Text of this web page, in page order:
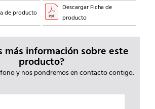
de producto
Descargar Ficha de
producto
más información sobre este
producto?
y nos pondremos en contacto contigo.